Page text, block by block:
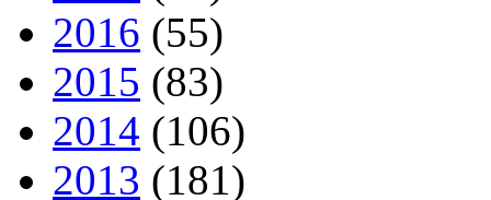
2016 (55)
2015 (83)
2014 (106)
2013 (181)